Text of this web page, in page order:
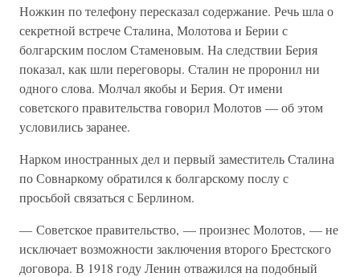
Ножкин по телефону пересказал содержание. Речь шла о
секретной встрече Сталина, Молотова и Берии с
болгарским послом Стаменовым. На следствии Берия
показал, как шли переговоры. Сталин не проронил ни
одного слова. Молчал якобы и Берия. От имени
советского правительства говорил Молотов — об этом
условились заранее.
Нарком иностранных дел и первый заместитель Сталина
по Совнаркому обратился к болгарскому послу с
просьбой связаться с Берлином.
— Советское правительство, — произнес Молотов, — не
исключает возможности заключения второго Брестского
договора. В 1918 году Ленин отважился на подобный